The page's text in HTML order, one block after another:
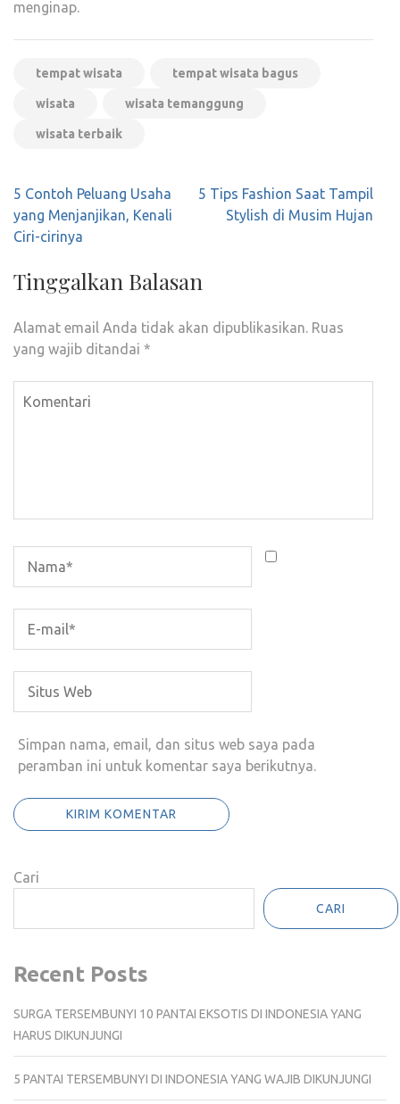
menginap.
tempat wisata tempat wisata bagus
wisata wisata temanggung
wisata terbaik
Navigasi
pos
5 Contoh Peluang Usaha
yang Menjanjikan, Kenali
Ciri-cirinya
5 Tips Fashion Saat Tampil
Stylish di Musim Hujan
Tinggalkan Balasan
Alamat email Anda tidak akan dipublikasikan. Ruas
yang wajib ditandai *
Simpan nama, email, dan situs web saya pada
peramban ini untuk komentar saya berikutnya.
Cari
CARI
Recent Posts
SURGA TERSEMBUNYI 10 PANTAI EKSOTIS DI INDONESIA YANG
HARUS DIKUNJUNGI
5 PANTAI TERSEMBUNYI DI INDONESIA YANG WAJIB DIKUNJUNGI